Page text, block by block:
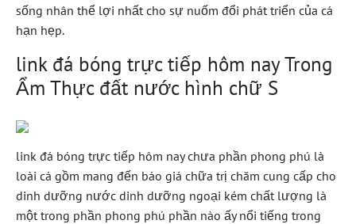
sống nhân thể lợi nhất cho sự nuốm đổi phát triển của cá
hạn hẹp.
link đá bóng trực tiếp hôm nay Trong
Ẩm Thực đất nước hình chữ S
link đá bóng trực tiếp hôm nay chưa phần phong phú là
loài cá gồm mang đến báo giá chữa trị chăm cung cấp cho
dinh dưỡng nước dinh dưỡng ngoại kém chất lượng là
một trong phần phong phú phần nào ấy nổi tiếng trong